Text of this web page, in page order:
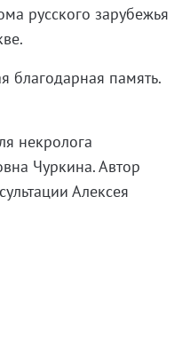
русского зарубежья
благодарная память.
некролога
Чуркина. Автор
Алексея